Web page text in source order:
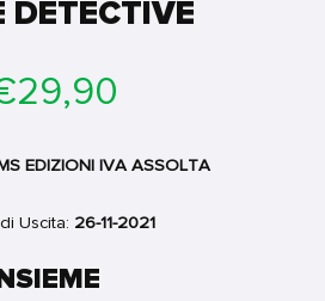
DETECTIVE
EDIZIONI IVA ASSOLTA
Uscita: 26-11-2021